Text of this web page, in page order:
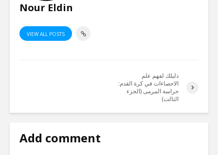
Nour Eldin
VIEW ALL POSTS
دليلك لفهم علم
الاحصاءات في كرة القدم:
حراسة المرمى (الجزء
التالت)
Add comment